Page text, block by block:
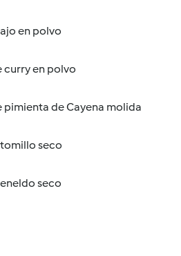
en polvo
en polvo
de Cayena molida
seco
seco